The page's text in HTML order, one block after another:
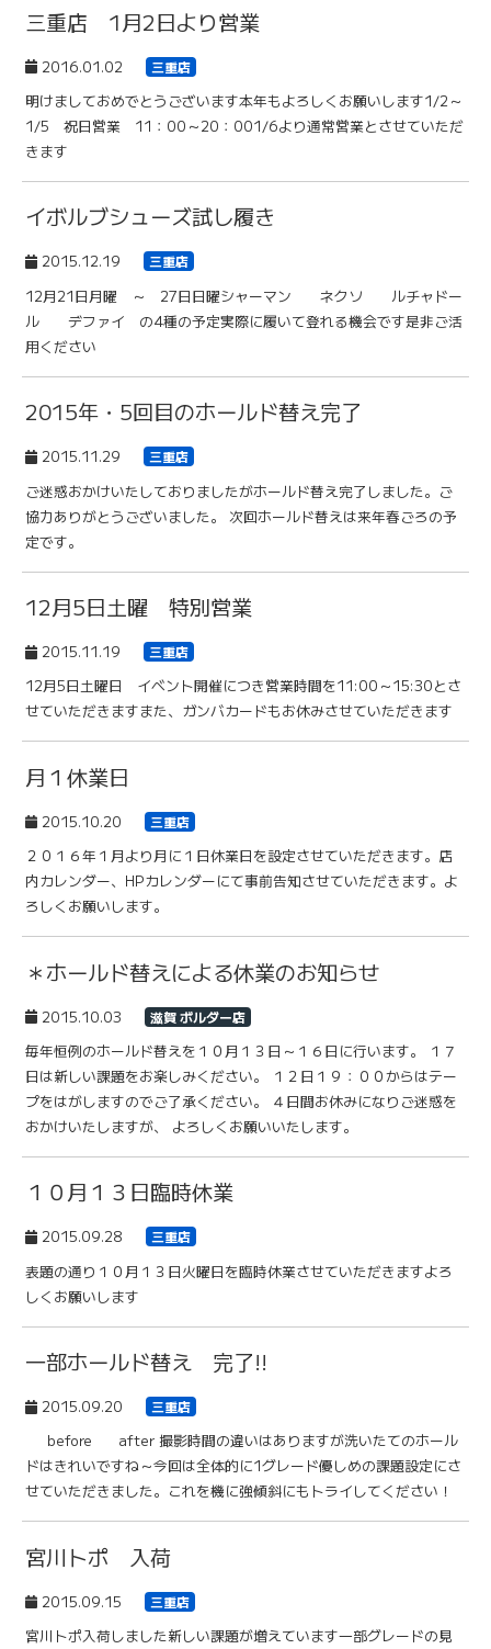
三重店 1月2日より営業
2016.01.02 三重店
明けましておめでとうございます本年もよろしくお願いします1/2～
1/5 祝日営業 11：00～20：001/6より通常営業とさせていただ
きます
イボルブシューズ試し履き
2015.12.19 三重店
12月21日月曜 ～ 27日日曜シャーマン ネクソ ルチャドー
ル デファイ の4種の予定実際に履いて登れる機会です是非ご活
用ください
2015年・5回目のホールド替え完了
2015.11.29 三重店
ご迷惑おかけいたしておりましたがホールド替え完了しました。ご
協力ありがとうございました。 次回ホールド替えは来年春ごろの予
定です。
12月5日土曜 特別営業
2015.11.19 三重店
12月5日土曜日 イベント開催につき営業時間を11:00～15:30とさ
せていただきますまた、ガンバカードもお休みさせていただきます
月１休業日
2015.10.20 三重店
２０１６年１月より月に１日休業日を設定させていただきます。店
内カレンダー、HPカレンダーにて事前告知させていただきます。よ
ろしくお願いします。
＊ホールド替えによる休業のお知らせ
2015.10.03 滋賀 ボルダー店
毎年恒例のホールド替えを１０月１３日～１６日に行います。 １７
日は新しい課題をお楽しみください。 １２日１９：００からはテー
プをはがしますのでご了承ください。 ４日間お休みになりご迷惑を
おかけいたしますが、 よろしくお願いいたします。
１０月１３日臨時休業
2015.09.28 三重店
表題の通り１０月１３日火曜日を臨時休業させていただきますよろ
しくお願いします
一部ホールド替え 完了!!
2015.09.20 三重店
before after 撮影時間の違いはありますが洗いたてのホール
ドはきれいですね～今回は全体的に1グレード優しめの課題設定にさ
せていただきました。これを機に強傾斜にもトライしてください！
宮川トポ 入荷
2015.09.15 三重店
宮川トポ入荷しました新しい課題が増えています一部グレードの見